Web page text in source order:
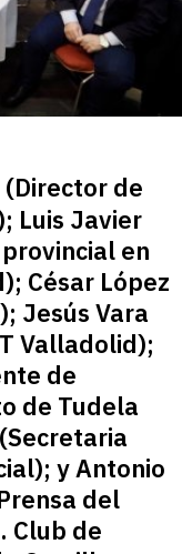
(Director de
Luis Javier
en
César López
Jesús Vara
Valladolid);
de
de Tudela
y Antonio
del
Club de